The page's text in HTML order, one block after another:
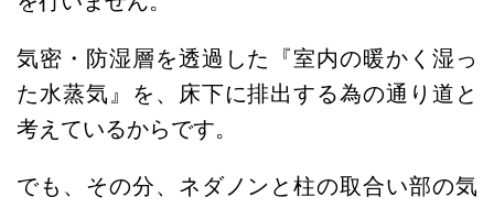
気密・防湿層を透過した『室内の暖かく湿っ
た水蒸気』を、床下に排出する為の通り道と
考えているからです。
でも、その分、ネダノンと柱の取合い部の気